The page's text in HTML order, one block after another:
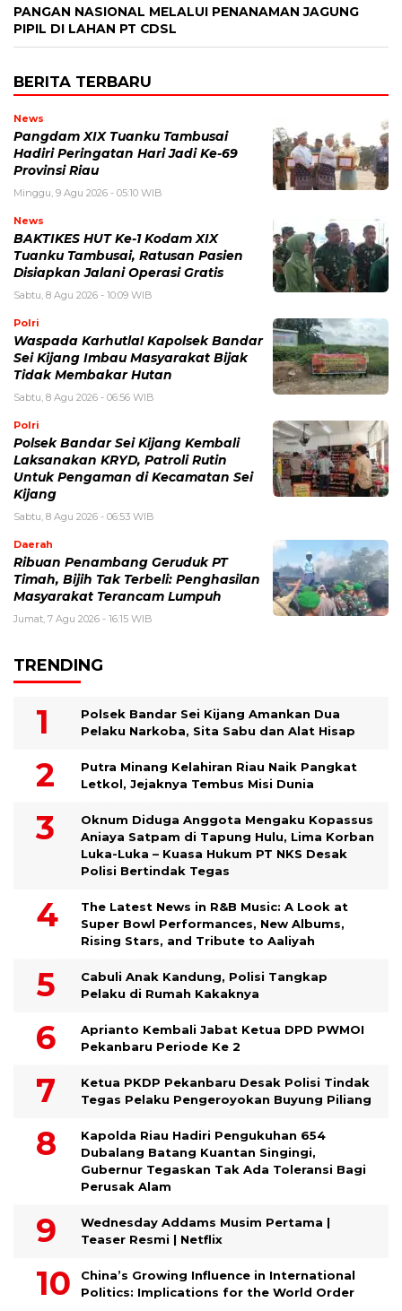
PANGAN NASIONAL MELALUI PENANAMAN JAGUNG
PIPIL DI LAHAN PT CDSL
BERITA TERBARU
News
Pangdam XIX Tuanku Tambusai
Hadiri Peringatan Hari Jadi Ke-69
Provinsi Riau
Minggu, 9 Agu 2026 - 05:10 WIB
News
BAKTIKES HUT Ke-1 Kodam XIX
Tuanku Tambusai, Ratusan Pasien
Disiapkan Jalani Operasi Gratis
Sabtu, 8 Agu 2026 - 10:09 WIB
Polri
Waspada Karhutla! Kapolsek Bandar
Sei Kijang Imbau Masyarakat Bijak
Tidak Membakar Hutan
Sabtu, 8 Agu 2026 - 06:56 WIB
Polri
Polsek Bandar Sei Kijang Kembali
Laksanakan KRYD, Patroli Rutin
Untuk Pengaman di Kecamatan Sei
Kijang
Sabtu, 8 Agu 2026 - 06:53 WIB
Daerah
Ribuan Penambang Geruduk PT
Timah, Bijih Tak Terbeli: Penghasilan
Masyarakat Terancam Lumpuh
Jumat, 7 Agu 2026 - 16:15 WIB
TRENDING
Polsek Bandar Sei Kijang Amankan Dua
Pelaku Narkoba, Sita Sabu dan Alat Hisap
Putra Minang Kelahiran Riau Naik Pangkat
Letkol, Jejaknya Tembus Misi Dunia
Oknum Diduga Anggota Mengaku Kopassus
Aniaya Satpam di Tapung Hulu, Lima Korban
Luka-Luka – Kuasa Hukum PT NKS Desak
Polisi Bertindak Tegas
The Latest News in R&B Music: A Look at
Super Bowl Performances, New Albums,
Rising Stars, and Tribute to Aaliyah
Cabuli Anak Kandung, Polisi Tangkap
Pelaku di Rumah Kakaknya
Aprianto Kembali Jabat Ketua DPD PWMOI
Pekanbaru Periode Ke 2
Ketua PKDP Pekanbaru Desak Polisi Tindak
Tegas Pelaku Pengeroyokan Buyung Piliang
Kapolda Riau Hadiri Pengukuhan 654
Dubalang Batang Kuantan Singingi,
Gubernur Tegaskan Tak Ada Toleransi Bagi
Perusak Alam
Wednesday Addams Musim Pertama |
Teaser Resmi | Netflix
China’s Growing Influence in International
Politics: Implications for the World Order